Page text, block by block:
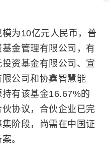
为10亿元人民币，普
金管理有限公司，有
资基金有限公司、宣
公司和协鑫智慧能
有该基金16.67%的
伙协议 ，合伙企业已完
阶段，尚需在中国证
。